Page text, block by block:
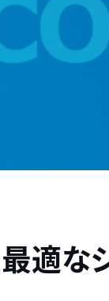
適な